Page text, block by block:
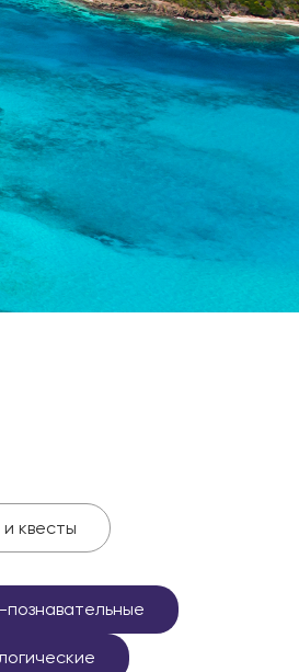
квесты
познавательные